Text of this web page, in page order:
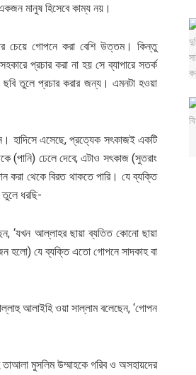
একজন মানুষ হিসেবে কাম্য নয়।
চেয়ে গোপনে করা বেশি উত্তম। কিন্তু
প্রচার করা না হয় সে ব্যাপারে সতর্ক
তুলে প্রচার করার জন্য। এমনটা হওয়া
হাদিসে এসেছে, প্রত্যেক সৎকাজই একটি
(পানি) ঢেলে দেবে; এটাও সৎকাজ (সুতরাং
করা থেকে বিরত থাকতে পারি। যে ব্যক্তি
ধরছি-
‘যখন আল্লাহর ছায়া ব্যতিত কোনো ছায়া
হলো) যে ব্যক্তি এতো গোপনে সাদকাহ বা
আলাইহি ওয়া সাল্লাম বলেছেন, ‘গোপন
মুসলিম উম্মাহকে গরিব ও অসহায়দের